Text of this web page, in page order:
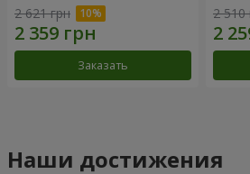
2 621 грн
Заказать
2 510
Наши достижения